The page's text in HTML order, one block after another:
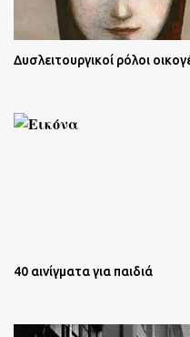
Δυσλειτουργικοί ρόλοι
40 αινίγματα για παιδιά